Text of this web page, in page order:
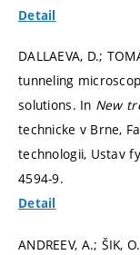
Detail
DALLAEVA, D.;
tunneling
solutions. In New
technicke v Brne,
technologii, Ustav
4594-9.
Detail
ANDREEV, A.; ŠIK,